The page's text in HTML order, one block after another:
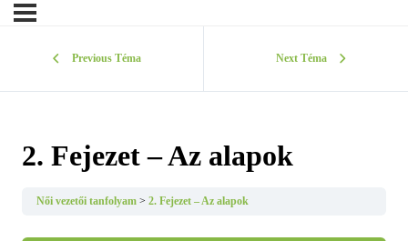
Previous Téma Next Téma
2. Fejezet – Az alapok
Női vezetői tanfolyam 2. Fejezet – Az alapok